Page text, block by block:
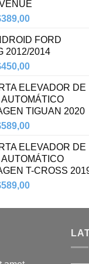
389,00Current
is:
$389,00.
FORD
2012/2014
450,00Current
is:
$450,00.
ELEVADOR DE
TIGUAN 2020
589,00Current
is:
$589,00.
ELEVADOR DE
T-CROSS
589,00Current
is: